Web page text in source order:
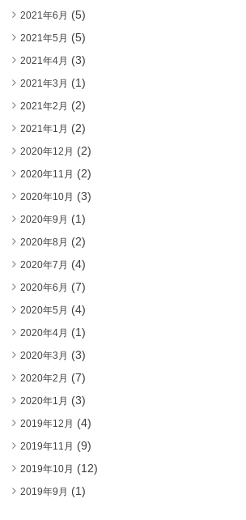
2021年6月 (5)
2021年5月 (5)
2021年4月 (3)
2021年3月 (1)
2021年2月 (2)
2021年1月 (2)
2020年12月 (2)
2020年11月 (2)
2020年10月 (3)
2020年9月 (1)
2020年8月 (2)
2020年7月 (4)
2020年6月 (7)
2020年5月 (4)
2020年4月 (1)
2020年3月 (3)
2020年2月 (7)
2020年1月 (3)
2019年12月 (4)
2019年11月 (9)
2019年10月 (12)
2019年9月 (1)